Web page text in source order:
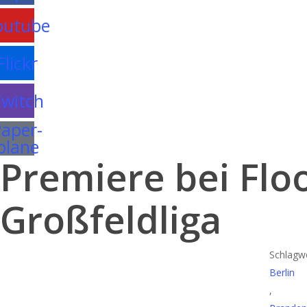
Premiere bei
Großfeldliga
Berlin
,